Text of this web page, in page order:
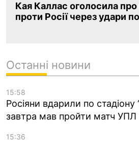
Кая Каллас оголосила про
проти Росії через удари по
Останні новини
15:58
Росіяни вдарили по
завтра мав пройти матч УПЛ
15:36